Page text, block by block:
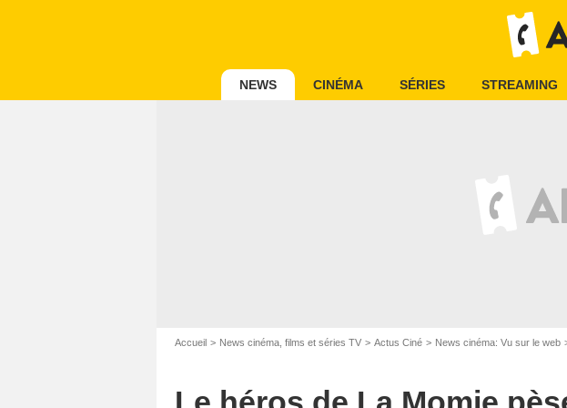
NEWS CINÉMA SÉRIES STREAMING
Accueil News cinéma, films et séries TV Actus Ciné News cinéma: Vu sur le web